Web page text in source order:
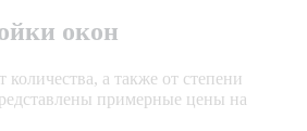
окон
количества, а также от степени
примерные цены на